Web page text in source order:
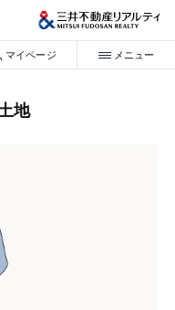
マイページ メニュー
地